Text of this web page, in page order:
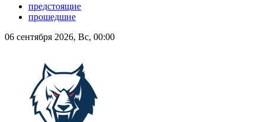
предстоящие
прошедшие
06 сентября 2026, Вс, 00:00